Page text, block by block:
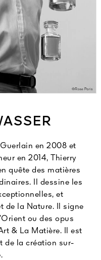
en 2008 et
en 2014, Thierry
quête des matières
Il dessine les
et
de la Nature. Il signe
ou des opus
& La Matière. Il est
de la création sur-